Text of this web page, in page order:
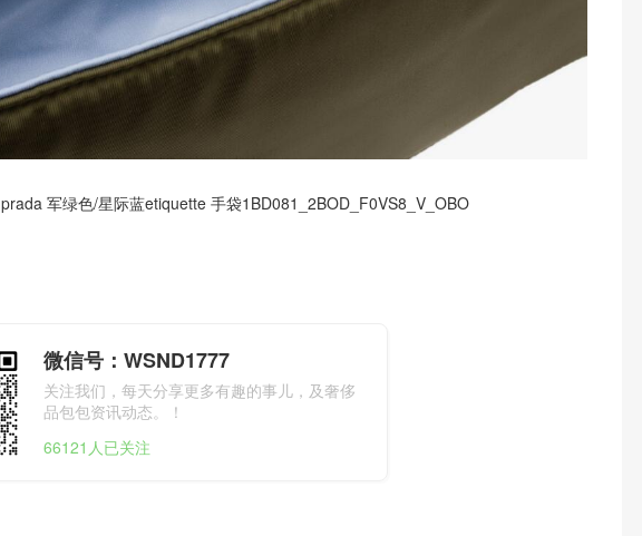
prada 军绿色/星际蓝etiquette 手袋1BD081_2BOD_F0VS8_V_OBO
微信号：WSND1777
关注我们，每天分享更多有趣的事儿，及奢侈
品包包资讯动态。！
66121人已关注